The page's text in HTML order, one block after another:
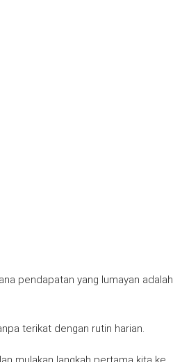
pendapatan yang lumayan adalah
terikat dengan rutin harian.